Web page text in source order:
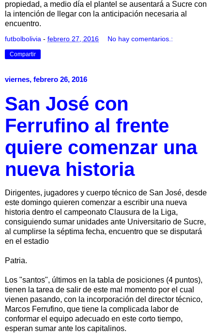
propiedad, a medio día el plantel se ausentará a Sucre con
la intención de llegar con la anticipación necesaria al
encuentro.
futbolbolivia - febrero 27, 2016 No hay comentarios.:
Compartir
viernes, febrero 26, 2016
San José con
Ferrufino al frente
quiere comenzar una
nueva historia
Dirigentes, jugadores y cuerpo técnico de San José, desde
este domingo quieren comenzar a escribir una nueva
historia dentro el campeonato Clausura de la Liga,
consiguiendo sumar unidades ante Universitario de Sucre,
al cumplirse la séptima fecha, encuentro que se disputará
en el estadio
Patria.
Los "santos", últimos en la tabla de posiciones (4 puntos),
tienen la tarea de salir de este mal momento por el cual
vienen pasando, con la incorporación del director técnico,
Marcos Ferrufino, que tiene la complicada labor de
conformar el equipo adecuado en este corto tiempo,
esperan sumar ante los capitalinos.